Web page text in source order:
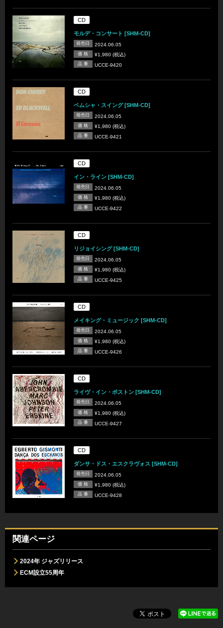
CD
モルデ・コンサート [SHM-CD]
発売日 2024.06.05
価 格 ¥1,980 (税込)
品 番 UCCE-9420
CD
ベムシャ・スイング [SHM-CD]
発売日 2024.06.05
価 格 ¥1,980 (税込)
品 番 UCCE-9421
CD
イン・ライン [SHM-CD]
発売日 2024.06.05
価 格 ¥1,980 (税込)
品 番 UCCE-9422
CD
リジョイシング [SHM-CD]
発売日 2024.06.05
価 格 ¥1,980 (税込)
品 番 UCCE-9425
CD
メイキング・ミュージック [SHM-CD]
発売日 2024.06.05
価 格 ¥1,980 (税込)
品 番 UCCE-9426
CD
ライヴ・イン・ボストン [SHM-CD]
発売日 2024.06.05
価 格 ¥1,980 (税込)
品 番 UCCE-9427
CD
ダンサ・ドス・エスクラヴォス [SHM-CD]
発売日 2024.06.05
価 格 ¥1,980 (税込)
品 番 UCCE-9428
関連ページ
2024年 ジャズリリース
ECM設立55周年